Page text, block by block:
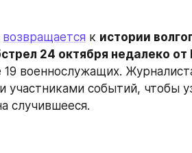
возвращается к истории
24 октября недалеко
военнослужащих.
участниками событий, чтобы
случившееся.